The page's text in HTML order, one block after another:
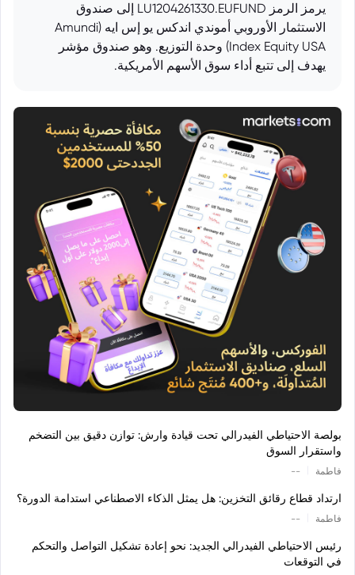
يرمز الرمز LU1204261330.EUFUND إلى صندوق
الاستثمار الأوروبي أموندي اندكس يو إس ايه (Amundi
Index Equity USA) وحدة التوزيع. وهو صندوق مؤشر
يهدف إلى تتبع أداء سوق الأسهم الأمريكية.
بولصة الاحتياطي الفيدرالي تحت قيادة وارش: توازن دقيق بين التضخم
واستقرار السوق
فاطمة --
ارتداد قطاع رقائق التخزين: هل يمثل الذكاء الاصطناعي استدامة الدورة؟
فاطمة --
رئيس الاحتياطي الفيدرالي الجديد: نحو إعادة تشكيل التواصل والتحكم
في التوقعات